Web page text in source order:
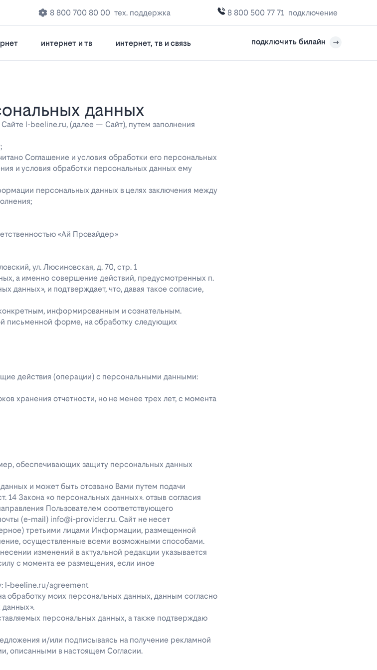
8 800 700 80 00 тех. поддержка 8 800 500 77 71 подключение
интернет и тв интернет, тв и связь подключить билайн
данных
l-beeline.ru, (далее — Сайт), путем заполнения
Соглашение и условия обработки его персональных
и условия обработки персональных данных ему
персональных данных в целях заключения между
«Ай Провайдер»
ул. Люсиновская, д. 70, стр. 1
а именно совершение действий, предусмотренных п.
данных», и подтверждает, что, давая такое согласие,
информированным и сознательным.
письменной форме, на обработку следующих
действия (операции) с персональными данными:
хранения отчетности, но не менее трех лет, с момента
обеспечивающих защиту персональных данных
и может быть отозвано Вами путем подачи
14 Закона «о персональных данных». отзыв согласия
Пользователем соответствующего
(e-mail) info@i-provider.ru. Сайт не несет
третьими лицами Информации, размещенной
осуществленные всеми возможными способами.
изменений в актуальной редакции указывается
с момента ее размещения, если иное
l-beeline.ru/agreement
моих персональных данных, данным согласно
персональных данных, а также подтверждаю
и/или подписываясь на получение рекламной
описанными в настоящем Согласии.